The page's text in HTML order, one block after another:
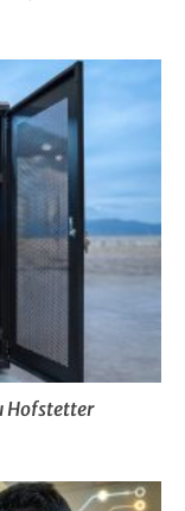
Hofstetter